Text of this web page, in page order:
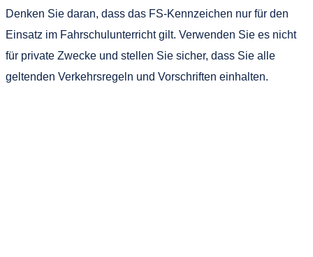
Denken Sie daran, dass das FS-Kennzeichen nur für den
Einsatz im Fahrschulunterricht gilt. Verwenden Sie es nicht
für private Zwecke und stellen Sie sicher, dass Sie alle
geltenden Verkehrsregeln und Vorschriften einhalten.